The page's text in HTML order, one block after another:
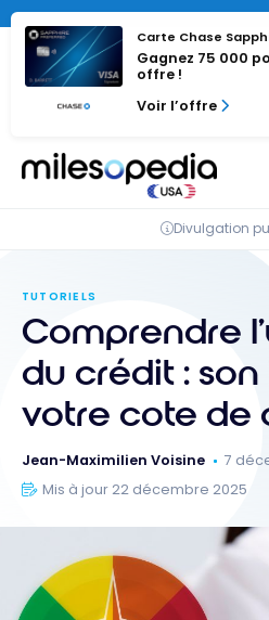
Passer
contenu
Carte Chase
Gagnez 75 000
offre !
Voir l’offre
Divulgation
TUTORIELS
Comprendre
du crédit :
votre cote de
Jean-Maximilien Voisine
7
Mis à jour 22 décembre 2025